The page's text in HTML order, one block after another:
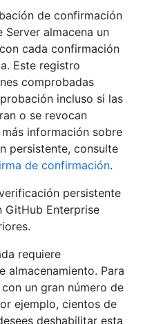
de confirmación
Server almacena un
cada confirmación
Este registro
comprobadas
incluso si las
o se revocan
información sobre
persistente, consulte
de confirmación.
persistente
GitHub Enterprise
requiere
almacenamiento. Para
un gran número de
ejemplo, cientos de
deshabilitar esta